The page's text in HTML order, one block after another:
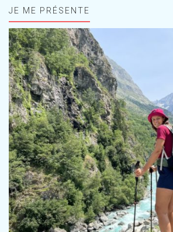
JE ME PRÉSENTE